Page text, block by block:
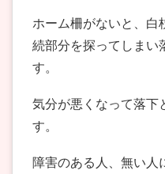
ホーム柵がないと、白
続部分を探ってしまい
す。
気分が悪くなって落下
す。
障害のある人、無い人